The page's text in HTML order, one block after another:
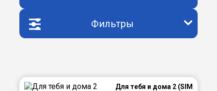
Фильтры
Для тебя и дома 2 (SIM